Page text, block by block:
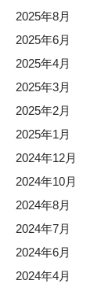
2025年8月
2025年6月
2025年4月
2025年3月
2025年2月
2025年1月
2024年12月
2024年10月
2024年8月
2024年7月
2024年6月
2024年4月